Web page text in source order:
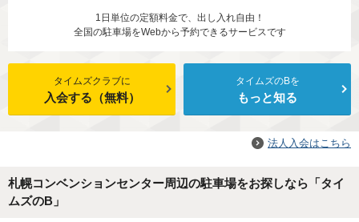
1日単位の定額料金で、出し入れ自由！
全国の駐車場をWebから予約できるサービスです
タイムズクラブに
入会する（無料）
タイムズのBを
もっと知る
法人入会はこちら
札幌コンベンションセンター周辺の駐車場をお探しなら「タイ
ムズのB」